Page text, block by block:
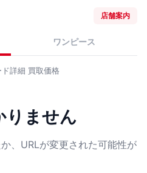
店舗案内
ワンピース
ド詳細 買取価格
りません
、URLが変更された可能性が